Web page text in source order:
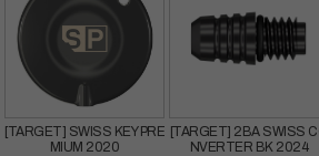
[TARGET] SWISS KEY PRE
MIUM 2020
[TARGET] 2BA SWISS
NVERTER BK 2024